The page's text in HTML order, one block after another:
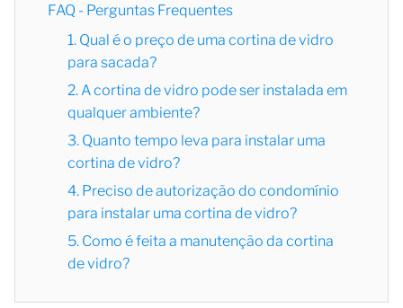
FAQ - Perguntas Frequentes
1. Qual é o preço de uma cortina de vidro
para sacada?
2. A cortina de vidro pode ser instalada em
qualquer ambiente?
3. Quanto tempo leva para instalar uma
cortina de vidro?
4. Preciso de autorização do condomínio
para instalar uma cortina de vidro?
5. Como é feita a manutenção da cortina
de vidro?